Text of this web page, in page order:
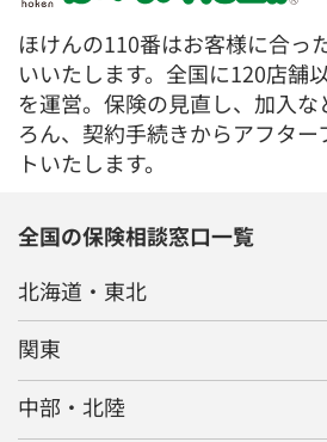
ろん、契約手続きからアフター
トいたします。
全国の保険相談窓口一覧
北海道・東北
関東
中部・北陸
関西
中国・四国